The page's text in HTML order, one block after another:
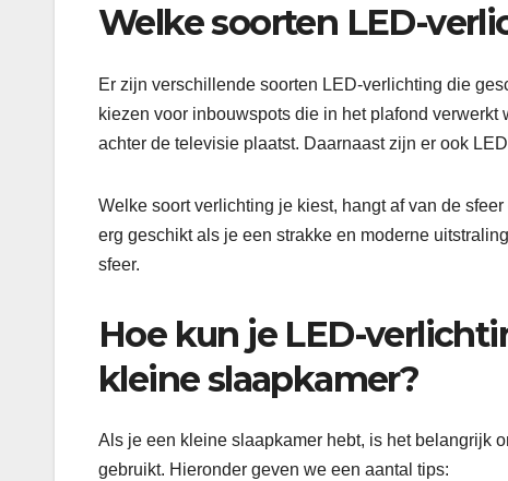
Welke soorten LED-
Er zijn verschillende soorten LED-verlichting die
kiezen voor inbouwspots die in het plafond
achter de televisie plaatst. Daarnaast zijn er ook
Welke soort verlichting je kiest, hangt af van de
erg geschikt als je een strakke en moderne
sfeer.
Hoe kun je LED-
kleine slaapkamer?
Als je een kleine slaapkamer hebt, is het belangrijk
gebruikt. Hieronder geven we een aantal tips: